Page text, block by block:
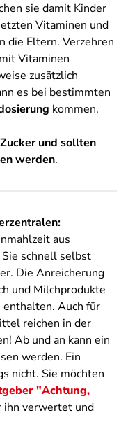
sie damit Kinder
Vitaminen und
die Eltern. Verzehren
Vitaminen
zusätzlich
es bei bestimmten
kommen.
und sollten
werden.
aus
schnell selbst
Die Anreicherung
und Milchprodukte
Auch für
reichen in der
Ab und an kann ein
werden. Ein
nicht. Sie möchten
"Achtung,
ihn verwertet und